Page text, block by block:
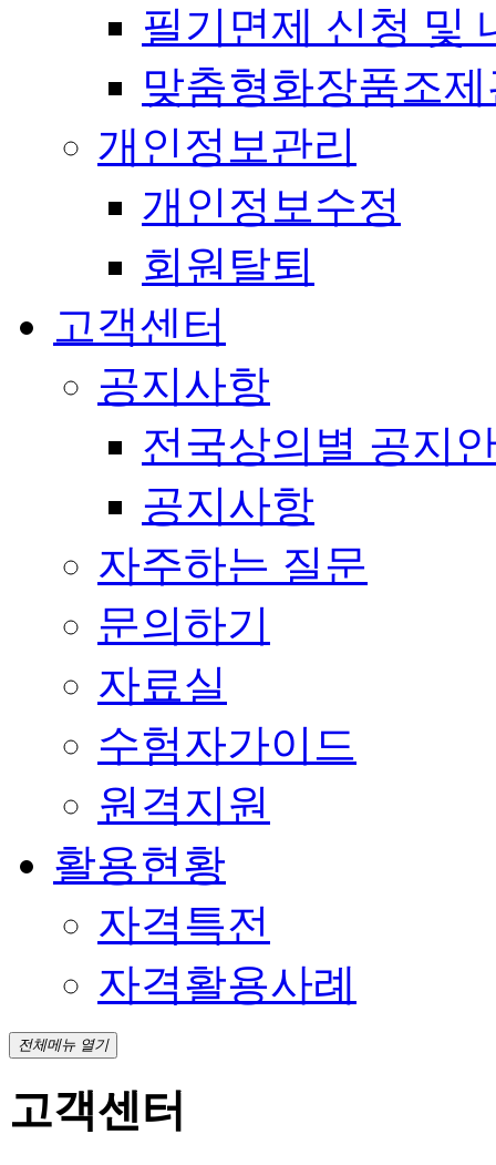
필기면제 신청 및
맞춤형화장품조
개인정보관리
개인정보수정
회원탈퇴
고객센터
공지사항
전국상의별 공지
공지사항
자주하는 질문
문의하기
자료실
수험자가이드
원격지원
활용현황
자격특전
자격활용사례
전체메뉴 열기
고객센터